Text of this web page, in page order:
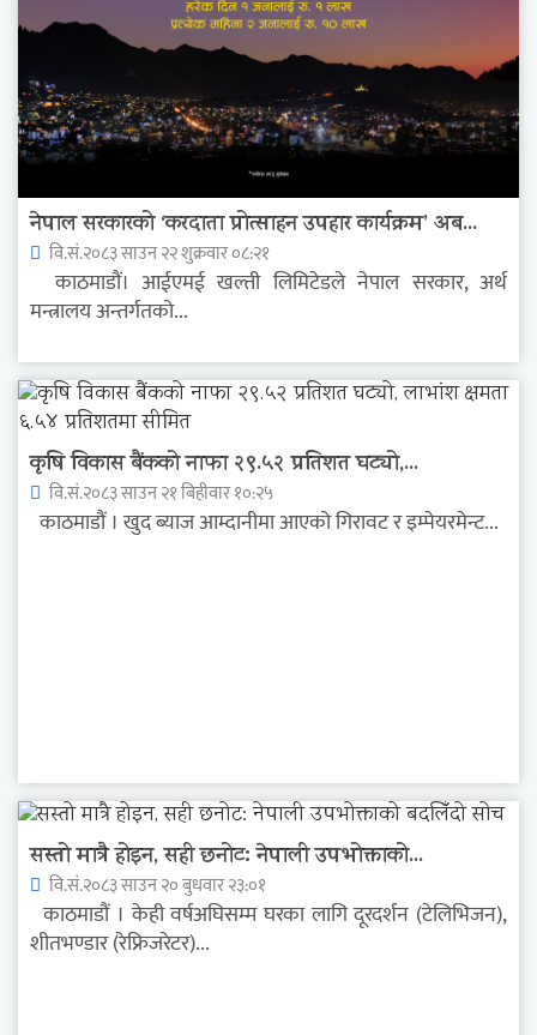
नेपाल सरकारको ‘करदाता प्रोत्साहन उपहार कार्यक्रम’ अब...
वि.सं.२०८३ साउन २२ शुक्रवार ०८:२१
काठमाडौं। आईएमई खल्ती लिमिटेडले नेपाल सरकार, अर्थ
मन्त्रालय अन्तर्गतको...
कृषि विकास बैंकको नाफा २९.५२ प्रतिशत घट्यो,...
वि.सं.२०८३ साउन २१ बिहीवार १०:२५
काठमाडौं । खुद ब्याज आम्दानीमा आएको गिरावट र इम्पेयरमेन्ट...
सस्तो मात्रै होइन, सही छनोट: नेपाली उपभोक्ताको...
वि.सं.२०८३ साउन २० बुधवार २३:०१
काठमाडौं । केही वर्षअघिसम्म घरका लागि दूरदर्शन (टेलिभिजन),
शीतभण्डार (रेफ्रिजरेटर)...